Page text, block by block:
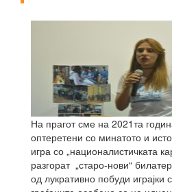
На прагот сме на 2021та
оптеретени со минатото и
игра со „националистичката
разгорат „старо-нови“
од лукративно побуди играјки